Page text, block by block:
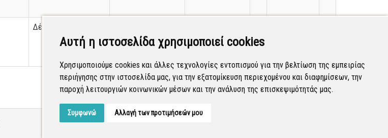
Αυτή η ιστοσελίδα χρησιμοποιεί cookies
Χρησιμοποιούμε cookies και άλλες τεχνολογίες εντοπισμού για την βελτίωση της εμπειρίας
περιήγησης στην ιστοσελίδα μας, για την εξατομίκευση περιεχομένου και διαφημίσεων, την
παροχή λειτουργιών κοινωνικών μέσων και την ανάλυση της επισκεψιμότητάς μας.
Συμφωνώ Αλλαγή των προτιμήσεών μου
Δέντρα & θάμνοι
Εμφανίζονται 41-60από36.188εγγραφές.